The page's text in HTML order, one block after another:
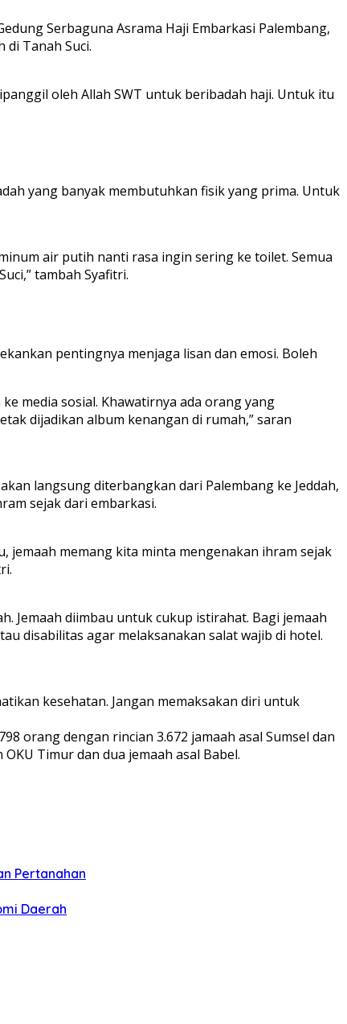
Serbaguna Asrama Haji Embarkasi Palembang,
Tanah Suci.
oleh Allah SWT untuk beribadah haji. Untuk itu
yang banyak membutuhkan fisik yang prima. Untuk
air putih nanti rasa ingin sering ke toilet. Semua
tambah Syafitri.
pentingnya menjaga lisan dan emosi. Boleh
media sosial. Khawatirnya ada orang yang
dijadikan album kenangan di rumah,” saran
langsung diterbangkan dari Palembang ke Jeddah,
sejak dari embarkasi.
jemaah memang kita minta mengenakan ihram sejak
Jemaah diimbau untuk cukup istirahat. Bagi jemaah
disabilitas agar melaksanakan salat wajib di hotel.
kesehatan. Jangan memaksakan diri untuk
orang dengan rincian 3.672 jamaah asal Sumsel dan
Timur dan dua jemaah asal Babel.
Pertanahan
Daerah